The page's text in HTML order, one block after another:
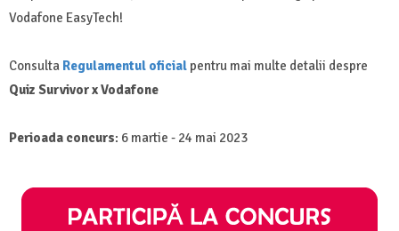
Vodafone EasyTech!
Consulta Regulamentul oficial pentru mai multe detalii despre
Quiz Survivor x Vodafone
Perioada concurs: 6 martie - 24 mai 2023